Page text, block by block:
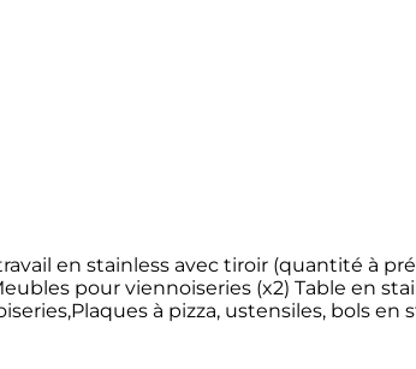
en stainless avec tiroir (quantité à
pour viennoiseries (x2) Table en
à pizza, ustensiles, bols en